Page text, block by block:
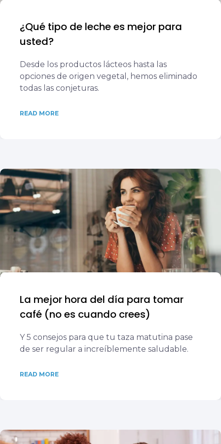
¿Qué tipo de leche es mejor para
usted?
Desde los productos lácteos hasta las
opciones de origen vegetal, hemos eliminado
todas las conjeturas.
READ MORE
La mejor hora del día para tomar
café (no es cuando crees)
Y 5 consejos para que tu taza matutina pase
de ser regular a increíblemente saludable.
READ MORE